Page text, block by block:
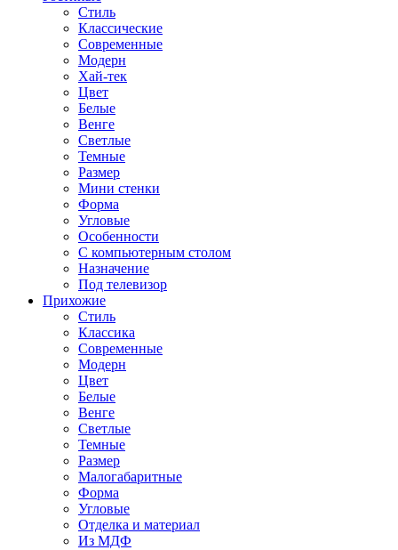
Стиль
Классические
Современные
Модерн
Хай-тек
Цвет
Белые
Венге
Светлые
Темные
Размер
Мини стенки
Форма
Угловые
Особенности
С компьютерным столом
Назначение
Под телевизор
Прихожие
Стиль
Классика
Современные
Модерн
Цвет
Белые
Венге
Светлые
Темные
Размер
Малогабаритные
Форма
Угловые
Отделка и материал
Из МДФ